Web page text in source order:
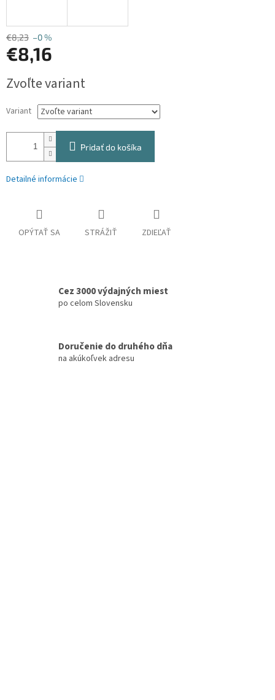
€8,23 –0 %
€8,16
cena:
Zvoľte variant
Variant
Pridať do košíka
Detailné informácie
OPÝTAŤ SA STRÁŽIŤ ZDIEĽAŤ
Cez 3000 výdajných miest
po celom Slovensku
Doručenie do druhého dňa
na akúkoľvek adresu